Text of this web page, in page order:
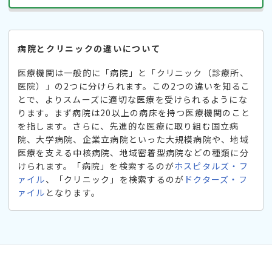
病院とクリニックの違いについて
医療機関は一般的に「病院」と「クリニック（診療所、
医院）」の2つに分けられます。この2つの違いを知るこ
とで、よりスムーズに適切な医療を受けられるようにな
ります。まず病院は20以上の病床を持つ医療機関のこと
を指します。さらに、先進的な医療に取り組む国立病
院、大学病院、企業立病院といった大規模病院や、地域
医療を支える中核病院、地域密着型病院などの種類に分
けられます。「病院」を検索するのがホスピタルズ・フ
ァイル、「クリニック」を検索するのが ドクターズ・フ
ァイル となります。